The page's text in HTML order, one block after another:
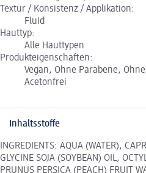
Textur / Konsistenz / Applikation:
Fluid
Hauttyp:
Alle Hauttypen
Produkteigenschaften:
Vegan, Ohne Parabene,
Acetonfrei
Inhaltsstoffe
INGREDIENTS: AQUA (WATER),
GLYCINE SOJA (SOYBEAN) OIL,
PRUNUS PERSICA (PEACH) FRUIT